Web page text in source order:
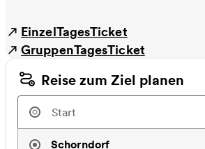
EinzelTagesTicket
GruppenTagesTicket
Reise zum Ziel planen
Schorndorf